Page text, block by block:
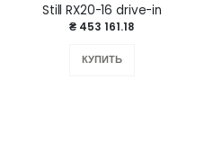
Still RX20-16 drive-in
₴ 453 161.18
КУПИТЬ